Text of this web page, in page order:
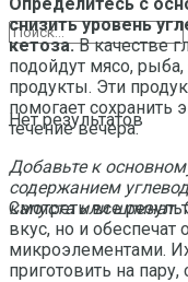
Нет результатов
Смотреть все
снизить уровень
кетоза.В качестве
подойдут мясо,
продукты. Эти
помогает сохранить
течение вечера.
Добавьте к
содержанием
капуста или шпинат.
вкус, но и обеспечат
микроэлементами.
приготовить на